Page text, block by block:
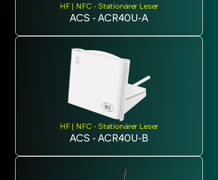
HF | NFC - Stationärer Leser
ACS - ACR40U-A
HF | NFC - Stationärer Leser
ACS - ACR40U-B